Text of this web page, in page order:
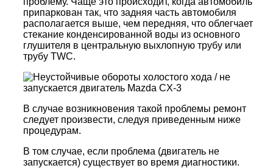
припаркован так, что задняя часть автомобиля
располагается выше, чем передняя, ​​что облегчает
стекание конденсированной воды из основного
глушителя в центральную выхлопную трубу или
трубу TWC.
В случае возникновения такой проблемы ремонт
следует произвести, следуя приведенным ниже
процедурам.
В том случае, если проблема (двигатель не
запускается) существует во время диагностики.